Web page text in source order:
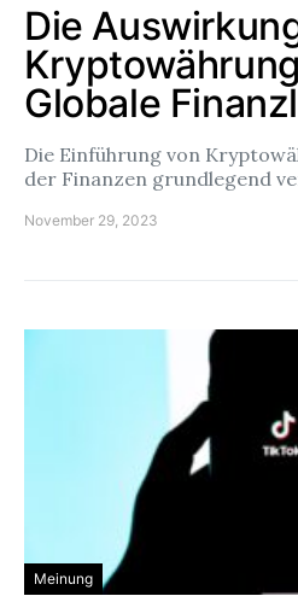
Die
Globale
Die Einführung von
der Finanzen grundlegend
November 29, 2023
Meinung